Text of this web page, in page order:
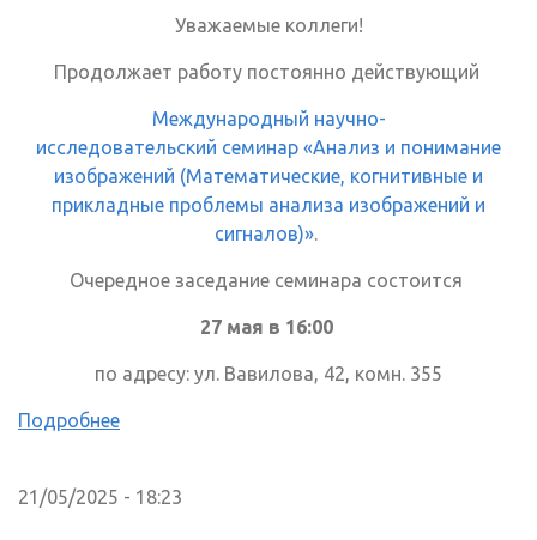
Уважаемые коллеги!
Продолжает работу постоянно действующий
Международный научно-
исследовательский семинар «Анализ и понимание
изображений (Математические, когнитивные и
прикладные проблемы анализа изображений и
сигналов)».
Очередное заседание семинара состоится
27 мая в 16:00
по адресу: ул. Вавилова, 42, комн. 355
Подробнее
21/05/2025 - 18:23